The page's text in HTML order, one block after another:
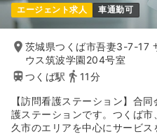
日勤のみ（パート）
給与 時給1,500円
時間 8:30～17:00（休憩60分
オンコールあり
時給1,500
気になる
エージェント求人 車通勤可
茨城県つくば市吾妻3-7-17
ウス筑波学園204号室
つくば駅
11分
【訪問看護ステーション】合
護ステーションです。つくば
久市のエリアを中心にサービ